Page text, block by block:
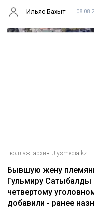
Ильяс Бахыт
коллаж: архив Ulysmedia.kz
Бывшую жену
Гульмиру Сатыбалды
четвертому
добавили - ранее